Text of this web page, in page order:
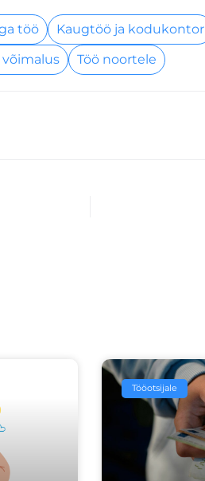
töö
Kaugtöö ja kodukontor
Töö noortele
Tööotsijale